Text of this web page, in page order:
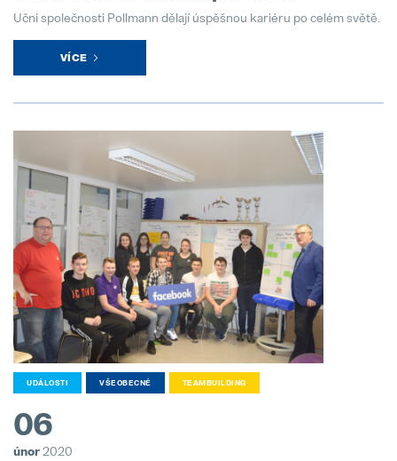
Učni společnosti Pollmann dělají úspěšnou kariéru po celém světě.
VÍCE
UDÁLOSTI VŠEOBECNÉ TEAMBUILDING
06
únor 2020